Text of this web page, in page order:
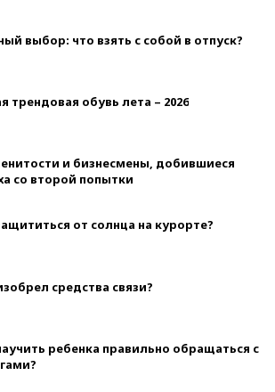
выбор: что взять с собой в отпуск?
трендовая обувь лета – 2026
и бизнесмены, добившиеся
со второй попытки
от солнца на курорте?
средства связи?
ребенка правильно обращаться с